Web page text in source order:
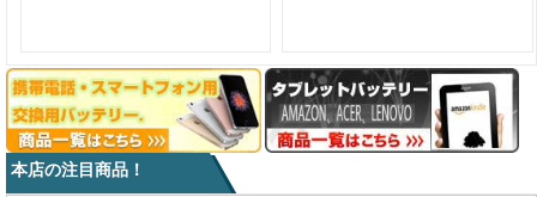
本店の注目商品！